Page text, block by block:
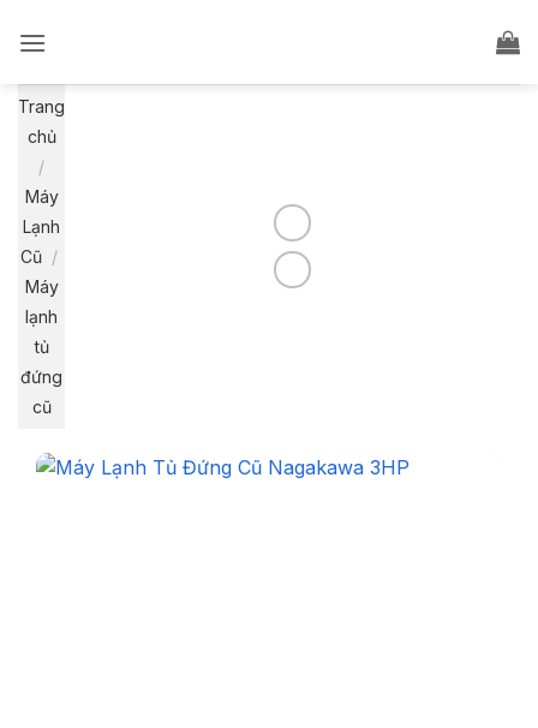
qua
dungTrang
chủ
/
Máy
Lạnh
Cũ /
Máy
lạnh
tủ
đứng
cũ